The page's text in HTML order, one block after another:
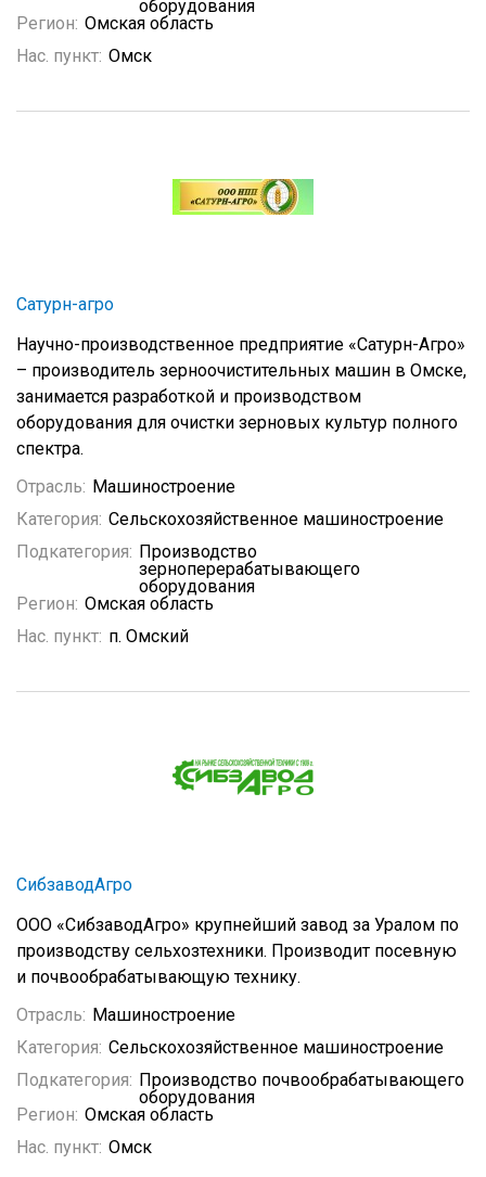
оборудования
Регион: Омская область
Нас. пункт: Омск
Сатурн-агро
Научно-производственное предприятие «Сатурн-Агро»
– производитель зерноочистительных машин в Омске,
занимается разработкой и производством
оборудования для очистки зерновых культур полного
спектра.
Отрасль: Машиностроение
Категория: Сельскохозяйственное машиностроение
Подкатегория: Производство
зерноперерабатывающего
оборудования
Регион: Омская область
Нас. пункт: п. Омский
СибзаводАгро
ООО «СибзаводАгро» крупнейший завод за Уралом по
производству сельхозтехники. Производит посевную
и почвообрабатывающую технику.
Отрасль: Машиностроение
Категория: Сельскохозяйственное машиностроение
Подкатегория: Производство почвообрабатывающего
оборудования
Регион: Омская область
Нас. пункт: Омск